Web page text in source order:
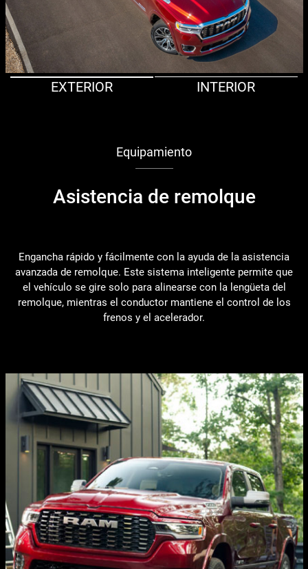
EXTERIOR INTERIOR
Equipamiento
Asistencia de remolque
Engancha rápido y fácilmente con la ayuda de la asistencia
avanzada de remolque. Este sistema inteligente permite que
el vehículo se gire solo para alinearse con la lengüeta del
remolque, mientras el conductor mantiene el control de los
frenos y el acelerador.